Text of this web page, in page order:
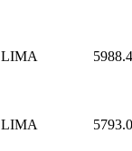
LIMA
LIMA